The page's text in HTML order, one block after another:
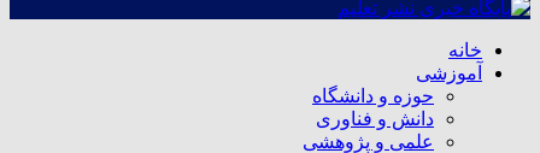
خانه
آموزشی
حوزه و دانشگاه
دانش و فناوری
علمی و پژوهشی